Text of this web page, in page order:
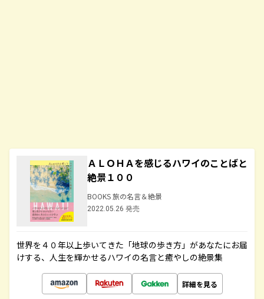
ＡＬＯＨＡを感じるハワイのことばと
絶景１００
BOOKS 旅の名言＆絶景
2022.05.26 発売
世界を４０年以上歩いてきた「地球の歩き方」があなたにお届
けする、人生を輝かせるハワイの名言と癒やしの絶景集
詳細を見る